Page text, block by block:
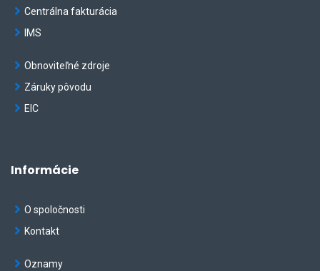
Centrálna fakturácia
IMS
Obnoviteľné zdroje
Záruky pôvodu
EIC
Informácie
O spoločnosti
Kontakt
Oznamy